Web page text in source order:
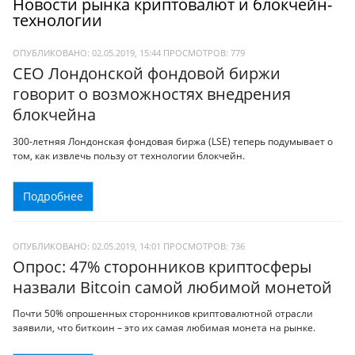
Новости рынка криптовалют и блокчейн-
технологии
ОПУБЛИКОВАНО: 02.05.2019, 15:44 ПРОСМОТРОВ: 779
CEO Лондонской фондовой биржи
говорит о возможностях внедрения
блокчейна
300-летняя Лондонская фондовая биржа (LSE) теперь подумывает о
том, как извлечь пользу от технологии блокчейн.
Подробнее
ОПУБЛИКОВАНО: 02.05.2019, 14:01 ПРОСМОТРОВ: 736
Опрос: 47% сторонников криптосферы
назвали Bitcoin самой любимой монетой
Почти 50% опрошенных сторонников криптовалютной отрасли
заявили, что биткоин – это их самая любимая монета на рынке.